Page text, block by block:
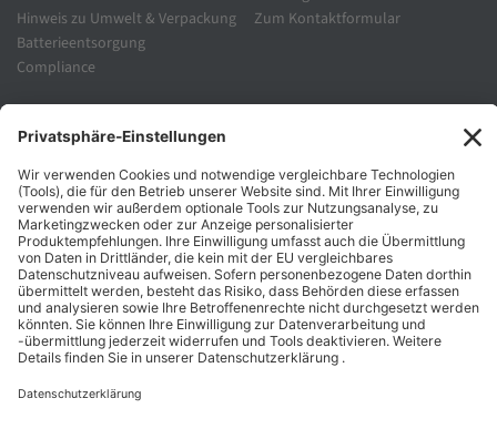
Hinweis zu Umwelt & Verpackung
Batterieentsorgung
Compliance
Zum Kontaktformular
Unternehmen
Karriere
Zahlungsarten
Schnelle Lieferung